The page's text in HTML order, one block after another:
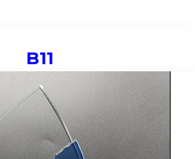
B11